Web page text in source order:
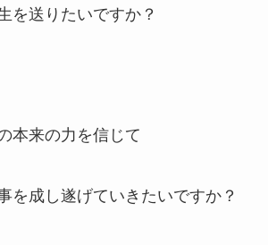
を送りたいですか？
本来の力を信じて
を成し遂げていきたいですか？